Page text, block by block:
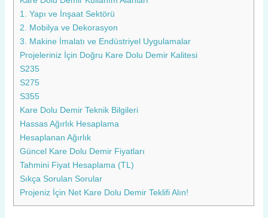
1. Yapı ve İnşaat Sektörü
2. Mobilya ve Dekorasyon
3. Makine İmalatı ve Endüstriyel Uygulamalar
Projeleriniz İçin Doğru Kare Dolu Demir Kalitesi
S235
S275
S355
Kare Dolu Demir Teknik Bilgileri
Hassas Ağırlık Hesaplama
Hesaplanan Ağırlık
Güncel Kare Dolu Demir Fiyatları
Tahmini Fiyat Hesaplama (TL)
Sıkça Sorulan Sorular
Projeniz İçin Net Kare Dolu Demir Teklifi Alın!